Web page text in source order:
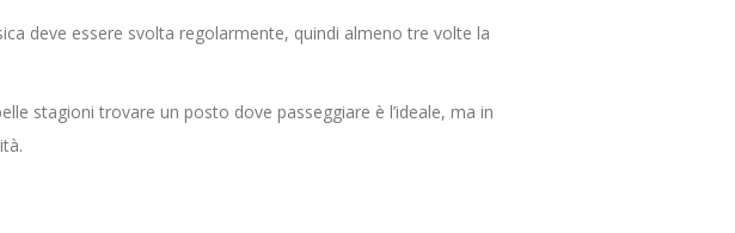
deve essere svolta regolarmente, quindi almeno tre volte la
stagioni trovare un posto dove passeggiare è l’ideale, ma in